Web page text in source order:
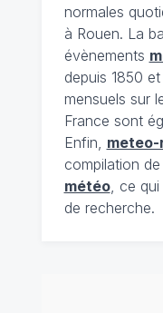
normales
à Rouen. La
évènements
depuis 1850
mensuels sur
France sont
Enfin,
compilation
météo, ce qui
de recherche.